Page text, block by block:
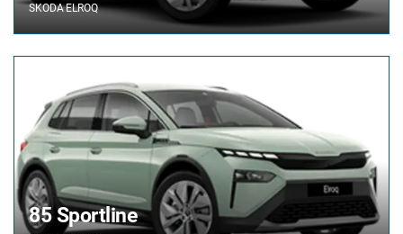
SKODAELROQ
85 Sportline